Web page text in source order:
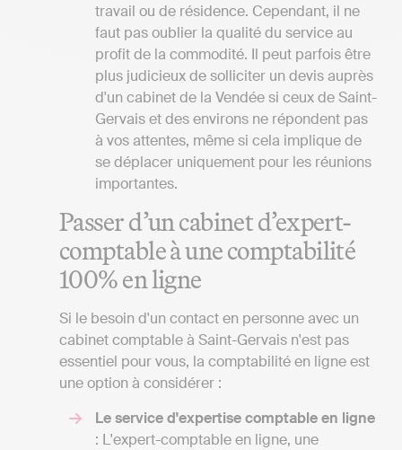
travail ou de résidence. Cependant, il ne
faut pas oublier la qualité du service au
profit de la commodité. Il peut parfois être
plus judicieux de solliciter un devis auprès
d'un cabinet de la Vendée si ceux de Saint-
Gervais et des environs ne répondent pas
à vos attentes, même si cela implique de
se déplacer uniquement pour les réunions
importantes.
Passer d’un cabinet d’expert-
comptable à une comptabilité
100% en ligne
Si le besoin d'un contact en personne avec un
cabinet comptable à Saint-Gervais n'est pas
essentiel pour vous, la comptabilité en ligne est
une option à considérer :
Le service d'expertise comptable en ligne
: L'expert-comptable en ligne, une